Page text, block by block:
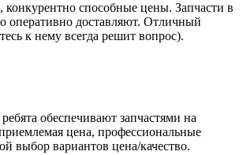
способные цены. Запчасти в
оперативно доставляют. Отличный
к нему всегда решит вопрос).
обеспечивают запчастями на
цена, профессиональные
выбор вариантов цена/качество.